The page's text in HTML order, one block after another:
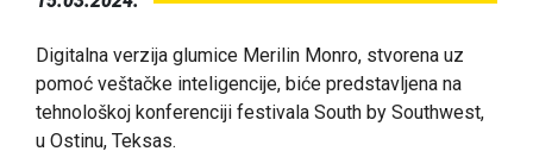
Digitalna verzija glumice Merilin Monro, stvorena uz
pomoć veštačke inteligencije, biće predstavljena na
tehnološkoj konferenciji festivala South by Southwest,
u Ostinu, Teksas.